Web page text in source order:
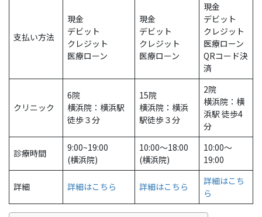
支払い方法
現金
デビット
クレジット
医療ローン
現金
デビット
クレジット
医療ローン
現金
デビット
クレジット
医療ローン
QRコード決
済
クリニック
6院
横浜院：横浜駅
徒歩３分
15院
横浜院：横浜
駅徒歩３分
2院
横浜院：横
浜駅 徒歩4
分
診療時間
9:00~19:00
(横浜院)
10:00〜18:00
(横浜院)
10:00～
19:00
詳細 詳細はこちら 詳細はこちら
詳細はこち
ら